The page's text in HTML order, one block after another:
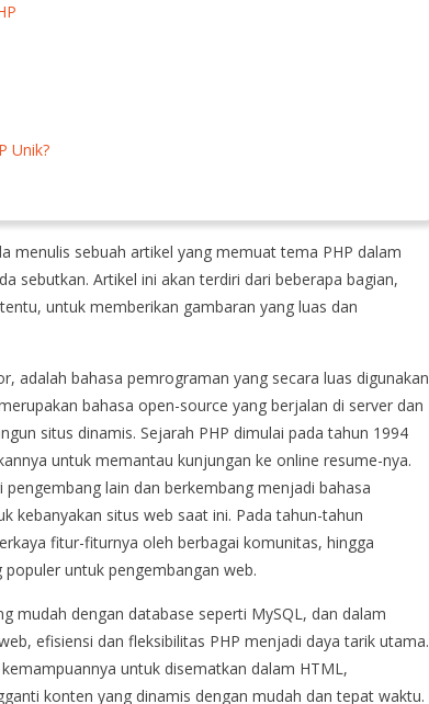
Unik?
menulis sebuah artikel yang memuat tema PHP dalam
sebutkan. Artikel ini akan terdiri dari beberapa bagian,
untuk memberikan gambaran yang luas dan
adalah bahasa pemrograman yang secara luas digunakan
bahasa open-source yang berjalan di server dan
situs dinamis. Sejarah PHP dimulai pada tahun 1994
untuk memantau kunjungan ke online resume-nya.
lain dan berkembang menjadi bahasa
kebanyakan situs web saat ini. Pada tahun-tahun
fitur-fiturnya oleh berbagai komunitas, hingga
untuk pengembangan web.
mudah dengan database seperti MySQL, dan dalam
efisiensi dan fleksibilitas PHP menjadi daya tarik utama.
untuk disematkan dalam HTML,
konten yang dinamis dengan mudah dan tepat waktu.